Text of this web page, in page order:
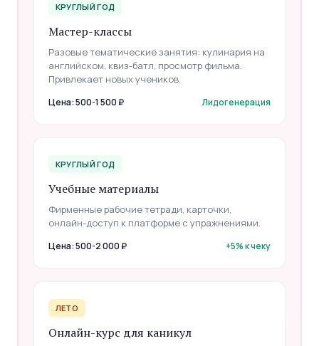
КРУГЛЫЙ ГОД
Мастер-классы
Разовые тематические занятия: кулинария на
английском, квиз-батл, просмотр фильма.
Привлекает новых учеников.
Цена: 500-1 500 ₽ Лидогенерация
КРУГЛЫЙ ГОД
Учебные материалы
Фирменные рабочие тетради, карточки,
онлайн-доступ к платформе с упражнениями.
Цена: 500-2 000 ₽ +5% к чеку
ЛЕТО
Онлайн-курс для каникул